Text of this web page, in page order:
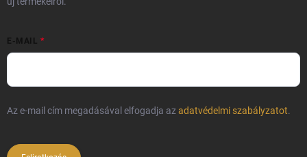
E-MAIL
Az e-mail cím megadásával elfogadja azadatvédelmi szabályzatot.